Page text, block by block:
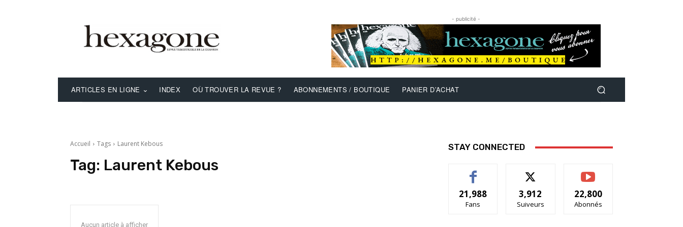
- publicité -
ARTICLES EN LIGNE INDEX OÙ TROUVER LA REVUE ? ABONNEMENTS / BOUTIQUE PANIER D’ACHAT
Accueil Tags Laurent Kebous
Tag: Laurent Kebous
Aucun article à afficher
STAY CONNECTED
21,988
Fans
3,912
Suiveurs
22,800
Abonnés